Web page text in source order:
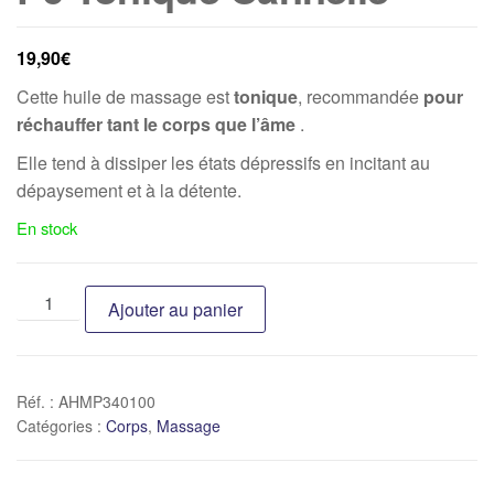
19,90€
Cette huile de massage esttonique, recommandée pour
réchauffer tant le corps que l’âme .
Elle tend à dissiper les états dépressifs en incitant au
dépaysement et à la détente.
En stock
Ajouter au panier
Réf. : AHMP340100
Catégories : Corps, Massage